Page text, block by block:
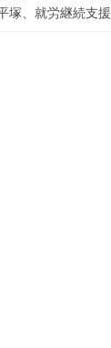
塚、就労継続支援